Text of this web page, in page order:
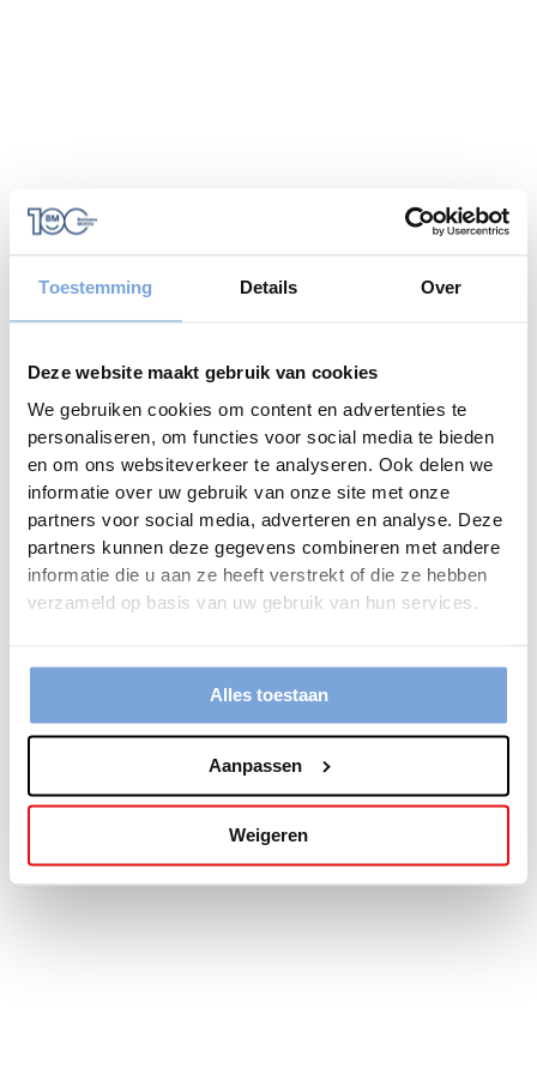
Toestemming Details Over
Deze website maakt gebruik van cookies
We gebruiken cookies om content en advertenties te
personaliseren, om functies voor social media te bieden
en om ons websiteverkeer te analyseren. Ook delen we
informatie over uw gebruik van onze site met onze
partners voor social media, adverteren en analyse. Deze
partners kunnen deze gegevens combineren met andere
informatie die u aan ze heeft verstrekt of die ze hebben
verzameld op basis van uw gebruik van hun services.
Alles toestaan
Aanpassen
Weigeren
Application error: a client-side exception has occurred while
loading
www.bariseaumottrie.be (see the browser console
more information).